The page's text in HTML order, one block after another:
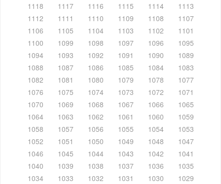
1118
1117 1116 1115 1114
1113
1112
1111 1110 1109 1108
1107
1106
1105 1104 1103 1102
1101
1100
1099 1098 1097 1096
1095
1094
1093 1092 1091 1090
1089
1088
1087 1086 1085 1084
1083
1082
1081 1080 1079 1078
1077
1076
1075 1074 1073 1072
1071
1070
1069 1068 1067 1066
1065
1064
1063 1062 1061 1060
1059
1058
1057 1056 1055 1054
1053
1052
1051 1050 1049 1048
1047
1046
1045 1044 1043 1042
1041
1040
1039 1038 1037 1036
1035
1034
1033 1032 1031 1030
1029